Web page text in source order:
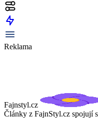
Reklama
Fajnstyl.cz
Články z FajnStyl.cz spojují